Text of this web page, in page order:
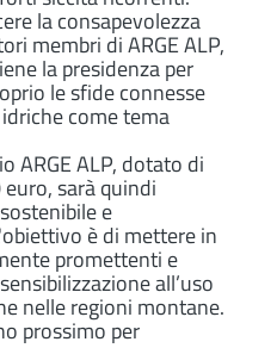
la consapevolezza
membri di ARGE ALP,
la presidenza per
le sfide connesse
come tema
ARGE ALP, dotato di
sarà quindi
e
è di mettere in
promettenti e
all’uso
nelle regioni montane.
prossimo per